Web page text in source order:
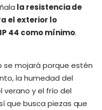
la resistencia de
el exterior lo
44 como mínimo.
se mojará porque estén
la humedad del
verano y el frío del
que busca piezas que